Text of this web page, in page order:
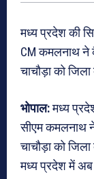
मध्य प्रदेश की
CM कमलनाथ ने
चाचौड़ा को
भोपाल:मध्य
सीएम कमलनाथ
चाचौड़ा को
मध्य प्रदेश में अब